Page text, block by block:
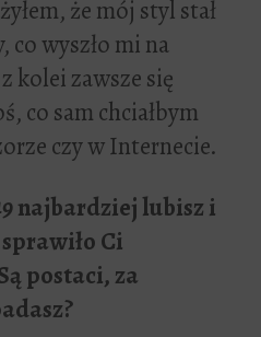
że mój styl stał
co wyszło mi na
kolei zawsze się
co sam chciałbym
czy w Internecie.
najbardziej lubisz i
ło Ci
ąpostaci, za